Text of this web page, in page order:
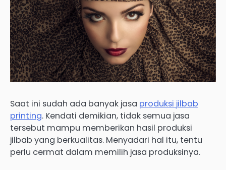
Saat ini sudah ada banyak jasa produksi jilbab
printing. Kendati demikian, tidak semua jasa
tersebut mampu memberikan hasil produksi
jilbab yang berkualitas. Menyadari hal itu, tentu
perlu cermat dalam memilih jasa produksinya.